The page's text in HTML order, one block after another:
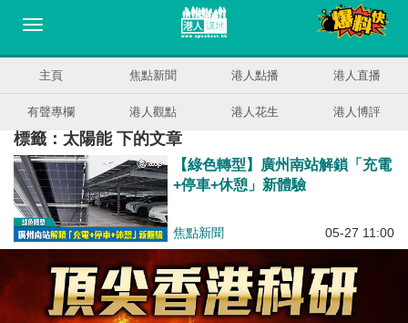
主頁 焦點新聞 港人點播 港人直播
有聲專欄 港人觀點 港人花生 港人博評
標籤：太陽能 下的文章
【綠色轉型】廣州南站解鎖「充電
+停車+休憩」新體驗
焦點新聞 05-27 11:00